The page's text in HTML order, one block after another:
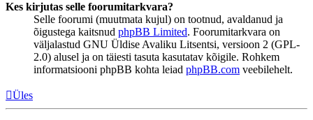
Kes kirjutas selle foorumitarkvara?
Selle foorumi (muutmata kujul) on tootnud, avaldanud ja
õigustega kaitsnud phpBB Limited. Foorumitarkvara on
väljalastud GNU Üldise Avaliku Litsentsi, versioon 2 (GPL-
2.0) alusel ja on täiesti tasuta kasutatav kõigile. Rohkem
informatsiooni phpBB kohta leiad phpBB.com veebilehelt.
Üles